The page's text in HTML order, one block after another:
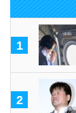
1
2